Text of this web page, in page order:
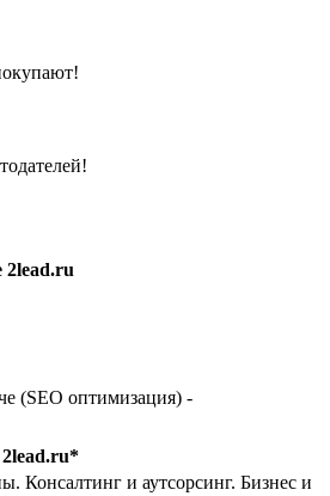
2lead.ru
(SEO оптимизация) -
Консалтинг и аутсорсинг. Бизнес и